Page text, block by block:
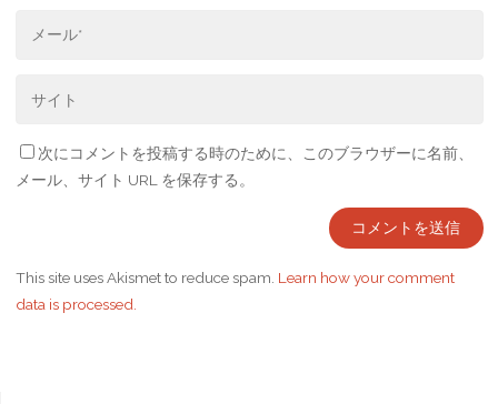
次にコメントを投稿する時のために、このブラウザーに名前、
メール、サイト URL を保存する。
This site uses Akismet to reduce spam. Learn how your comment
data is processed.